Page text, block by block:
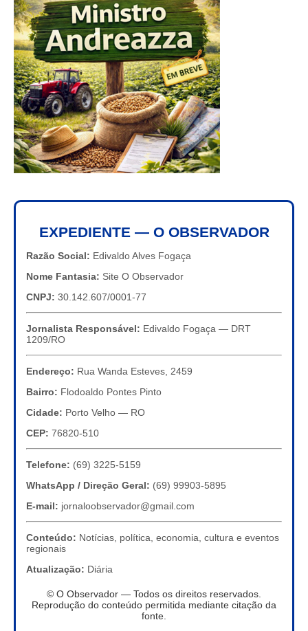
EXPEDIENTE — O OBSERVADOR
Razão Social: Edivaldo Alves Fogaça
Nome Fantasia: Site O Observador
CNPJ: 30.142.607/0001-77
Jornalista Responsável: Edivaldo Fogaça — DRT
1209/RO
Endereço: Rua Wanda Esteves, 2459
Bairro: Flodoaldo Pontes Pinto
Cidade: Porto Velho — RO
CEP: 76820-510
Telefone: (69) 3225-5159
WhatsApp / Direção Geral: (69) 99903-5895
E-mail: jornaloobservador@gmail.com
Conteúdo: Notícias, política, economia, cultura e eventos
regionais
Atualização: Diária
© O Observador — Todos os direitos reservados.
Reprodução do conteúdo permitida mediante citação da
fonte.